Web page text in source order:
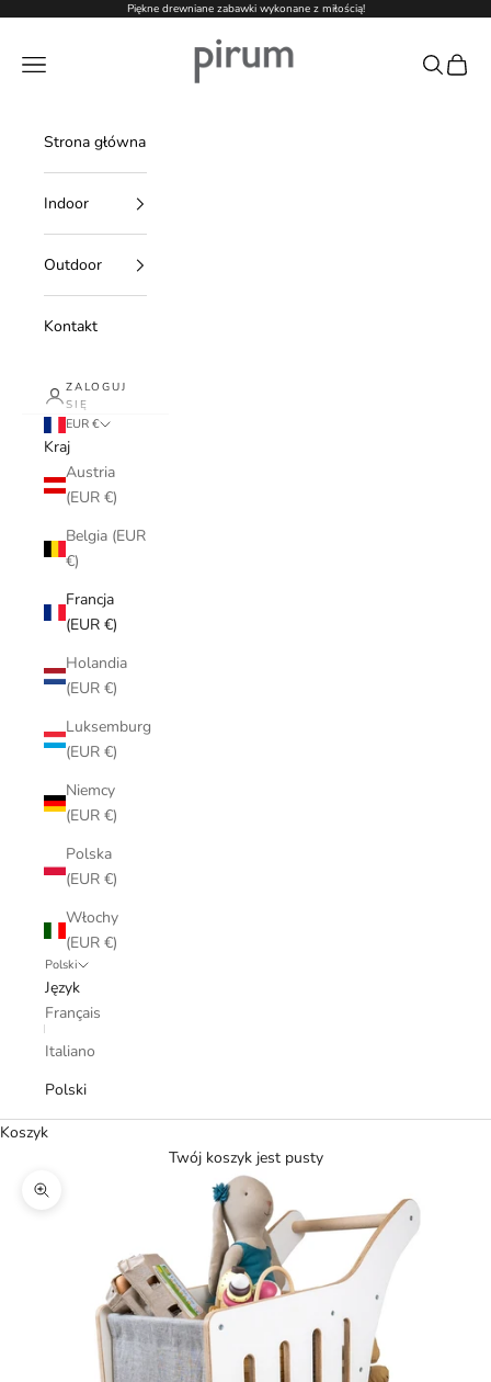
Piękne drewniane zabawki wykonane z miłością!
pirum-holzspielzeuge.de
Menu
SzukajKoszyk
Strona główna
Indoor
Outdoor
Kontakt
ZALOGUJ
SIĘ
EUR €
Kraj
Austria
(EUR €)
Belgia (EUR
€)
Francja
(EUR €)
Holandia
(EUR €)
Luksemburg
(EUR €)
Niemcy
(EUR €)
Polska
(EUR €)
Włochy
(EUR €)
Polski
Język
Français
Italiano
Polski
Koszyk
Twój koszyk jest pusty
Przybliż